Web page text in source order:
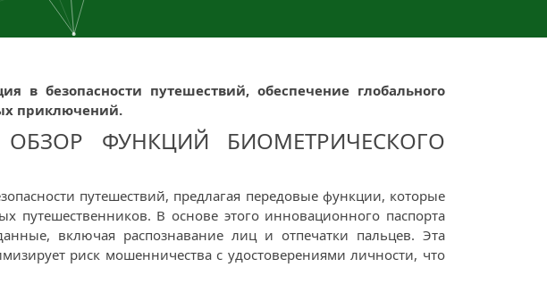
в безопасности путешествий, обеспечение глобального
приключений.
ФУНКЦИЙ БИОМЕТРИЧЕСКОГО
путешествий, предлагая передовые функции, которые
путешественников. В основе этого инновационного паспорта
включая распознавание лиц и отпечатки пальцев. Эта
риск мошенничества с удостоверениями личности, что